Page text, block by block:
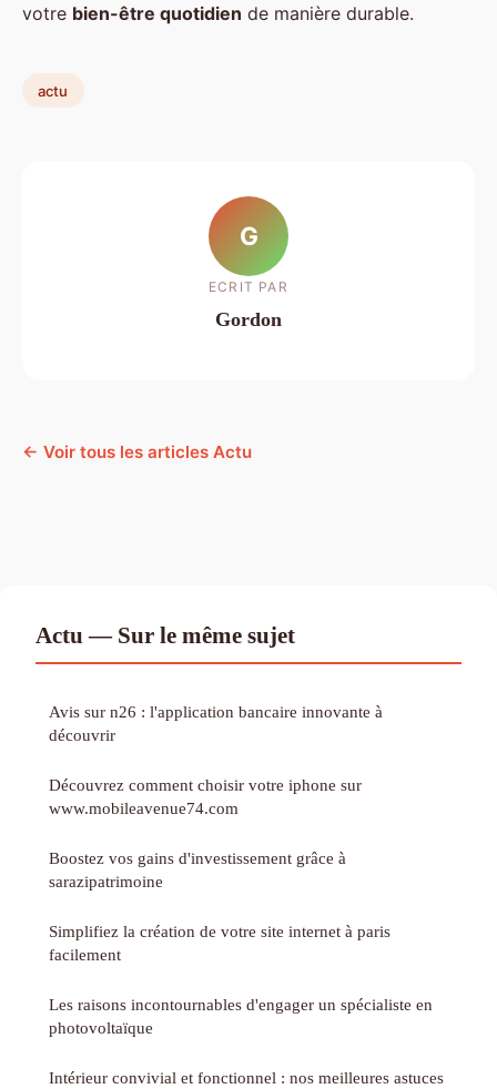
votre bien-être quotidien de manière durable.
actu
G
ECRIT PAR
Gordon
← Voir tous les articles Actu
Actu — Sur le même sujet
Avis sur n26 : l'application bancaire innovante à
découvrir
Découvrez comment choisir votre iphone sur
www.mobileavenue74.com
Boostez vos gains d'investissement grâce à
sarazipatrimoine
Simplifiez la création de votre site internet à paris
facilement
Les raisons incontournables d'engager un spécialiste en
photovoltaïque
Intérieur convivial et fonctionnel : nos meilleures astuces